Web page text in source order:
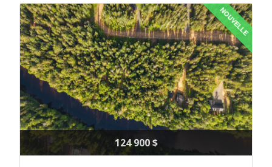
NOUVELLE
124 900 $